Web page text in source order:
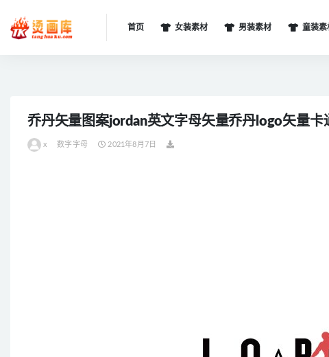
首页 女装素材 男装素材 童装素
乔丹矢量图案jordan英文字母矢量乔丹logo矢量卡
x 数字字母 2021年8月7日